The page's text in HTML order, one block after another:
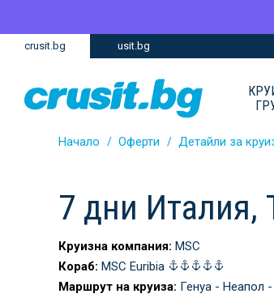
Премини
съдържание
Премини
crusit.bg usit.bg
Начало Оферти Детайли за
7 дни Италия,
Круизна компания: MSC
Кораб: MSC Euribia
Маршрут на круиза: Генуа - Неапол